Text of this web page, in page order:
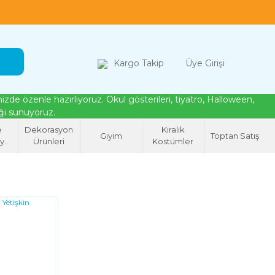
Kargo Takip Üye Girişi
özenle hazırlıyoruz. Okul gösterileri, tiyatro, Halloween,
sunuyoruz.
Dekorasyon
Ürünleri
Giyim
Kiralık
Kostümler
Toptan Satış